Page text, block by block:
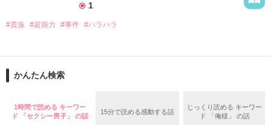
お互いの日常を垣間見ることになり
彼女らのモラル（倫理、道徳）が壊れ始め…
｢君に会うために、俺、頑張ったんだよ。
彼が、帰ってきた
そう理解するのには大分時間がかかり
1
#貴族 #超能力 #事件 #ハラハラ
かんたん検索
1時間で読める キーワー
ド 「セクシー男子」 の話
15分で読める感動する話
じっくり読める キーワー
ド 「俺様」 の話